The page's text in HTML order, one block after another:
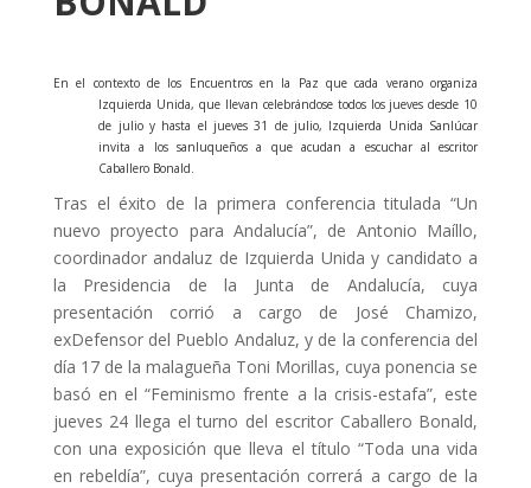
En el contexto de los Encuentros en la Paz que cada verano organiza
Izquierda Unida, que llevan celebrándose todos los jueves desde 10
de julio y hasta el jueves 31 de julio, Izquierda Unida Sanlúcar
invita a los sanluqueños a que acudan a escuchar al escritor
Caballero Bonald.
Tras el éxito de la primera conferencia titulada “Un
nuevo proyecto para Andalucía”, de Antonio Maíllo,
coordinador andaluz de Izquierda Unida y candidato a
la Presidencia de la Junta de Andalucía, cuya
presentación corrió a cargo de José Chamizo,
exDefensor del Pueblo Andaluz, y de la conferencia del
día 17 de la malagueña Toni Morillas, cuya ponencia se
basó en el “Feminismo frente a la crisis-estafa”, este
jueves 24 llega el turno del escritor Caballero Bonald,
con una exposición que lleva el título “Toda una vida
en rebeldía”, cuya presentación correrá a cargo de la